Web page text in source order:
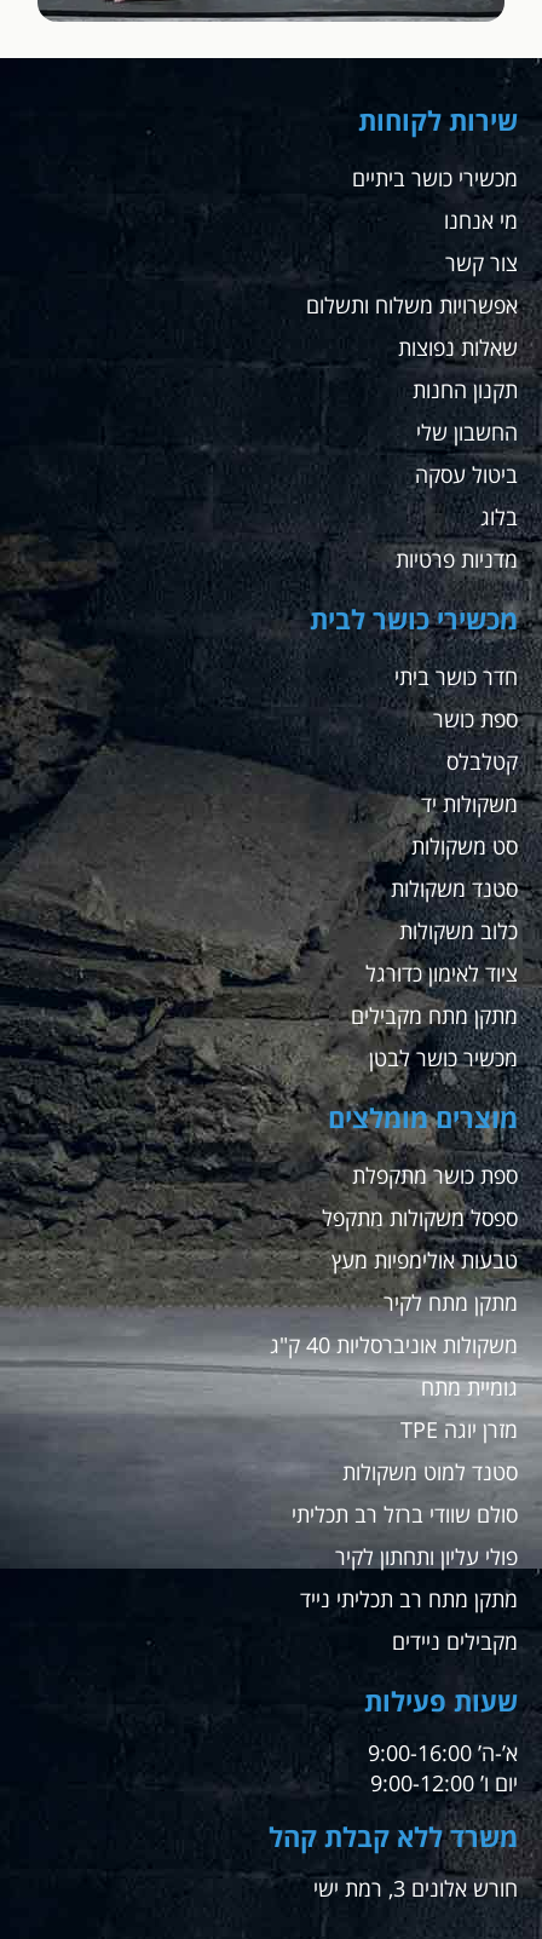
שירות לקוחות
מכשירי כושר ביתיים
מי אנחנו
צור קשר
אפשרויות משלוח ותשלום
שאלות נפוצות
תקנון החנות
החשבון שלי
ביטול עסקה
בלוג
מדניות פרטיות
מכשירי כושר לבית
חדר כושר ביתי
ספת כושר
קטלבלס
משקולות יד
סט משקולות
סטנד משקולות
כלוב משקולות
ציוד לאימון כדורגל
מתקן מתח מקבילים
מכשיר כושר לבטן
מוצרים מומלצים
ספת כושר מתקפלת
ספסל משקולות מתקפל
טבעות אולימפיות מעץ
מתקן מתח לקיר
משקולות אוניברסליות 40 ק"ג
גומיית מתח
מזרן יוגה TPE
סטנד למוט משקולות
סולם שוודי ברזל רב תכליתי
פולי עליון ותחתון לקיר
מתקן מתח רב תכליתי נייד
מקבילים ניידים
שעות פעילות
א’-ה’ 9:00-16:00
יום ו’ 9:00-12:00
משרד ללא קבלת קהל
חורש אלונים 3, רמת ישי